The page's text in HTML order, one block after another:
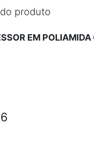
produto
EM